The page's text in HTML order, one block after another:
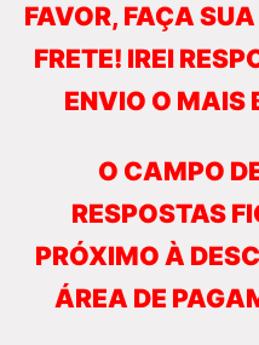
FAVOR, FAÇA
FRETE! IREI
ENVIO O MAIS
O CAMPO
RESPOSTAS
PRÓXIMO À
ÁREA DE